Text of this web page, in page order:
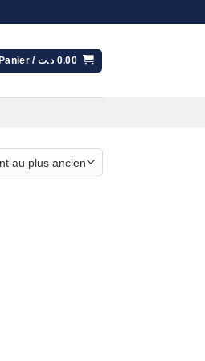
Panier / 0.00 د.ت